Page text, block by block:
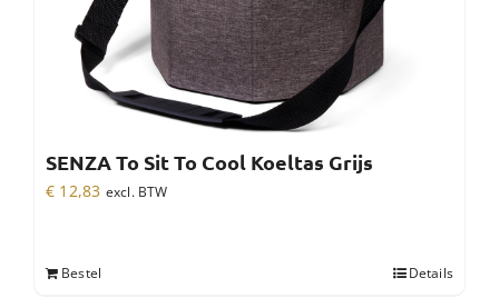
SENZA To Sit To Cool Koeltas Grijs
€ 12,83 excl. BTW
Bestel Details